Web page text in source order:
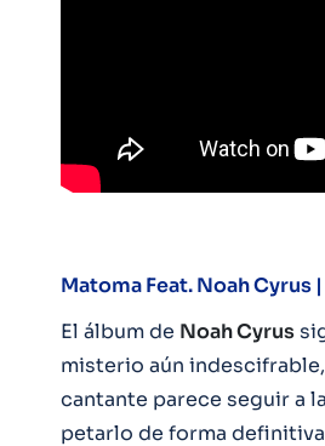
Matoma Feat. Noah
El álbum de Noah Cyrus
misterio aún
cantante parece seguir a
petarlo de forma